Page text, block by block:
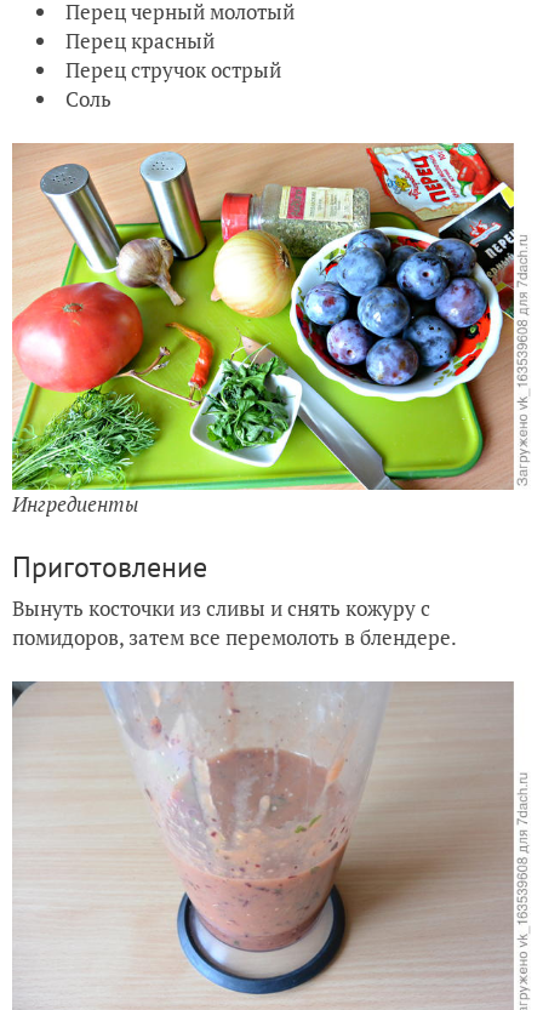
Перец черный молотый
Перец красный
Перец стручок острый
Соль
Ингредиенты
Приготовление
Вынуть косточки из сливы и снять кожуру с
помидоров, затем все перемолоть в блендере.